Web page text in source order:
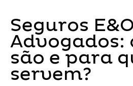
Seguros
Advogados:
são e para
servem?